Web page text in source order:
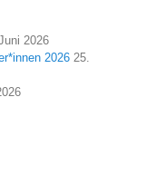
2026
2026 25.